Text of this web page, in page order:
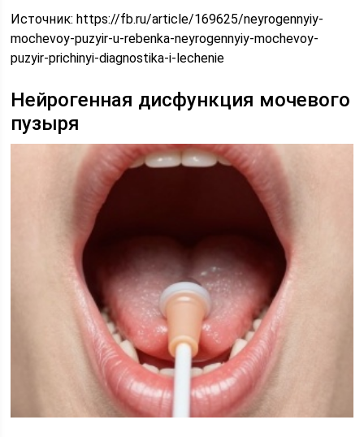
Источник:https://fb.ru/article/169625/neyrogennyiy-
mochevoy-puzyir-u-rebenka-neyrogennyiy-mochevoy-
puzyir-prichinyi-diagnostika-i-lechenie
Нейрогенная дисфункция мочевого
пузыря